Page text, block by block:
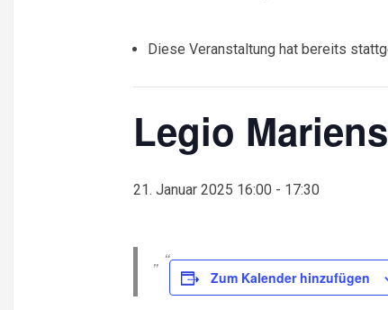
Diese Veranstaltung hat bereits
Legio Mariens
21. Januar 2025 16:00 - 17:30
Zum Kalender hinzufügen